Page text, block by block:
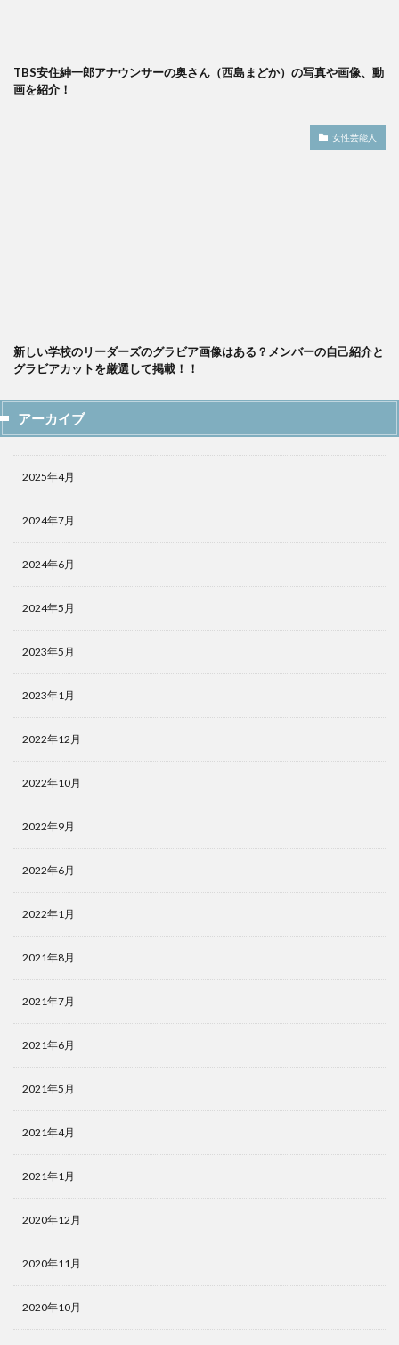
TBS安住紳一郎アナウンサーの奥さん（西島まどか）の写真や画像、動
画を紹介！
女性芸能人
新しい学校のリーダーズのグラビア画像はある？メンバーの自己紹介と
グラビアカットを厳選して掲載！！
アーカイブ
2025年4月
2024年7月
2024年6月
2024年5月
2023年5月
2023年1月
2022年12月
2022年10月
2022年9月
2022年6月
2022年1月
2021年8月
2021年7月
2021年6月
2021年5月
2021年4月
2021年1月
2020年12月
2020年11月
2020年10月